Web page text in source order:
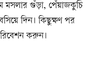
মসলার গুঁড়া, পেঁয়াজকুচি
দিন। কিছুক্ষণ পর
করুন।